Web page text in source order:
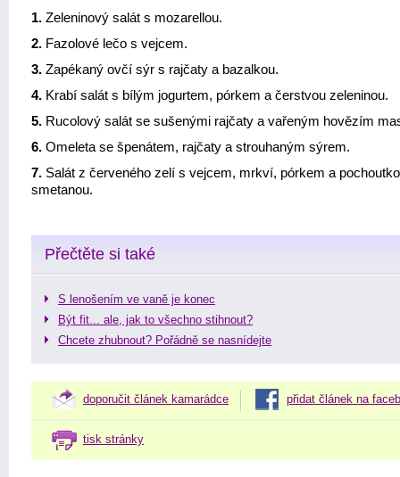
1. Zeleninový salát s mozarellou.
2. Fazolové lečo s vejcem.
3. Zapékaný ovčí sýr s rajčaty a bazalkou.
4. Krabí salát s bílým jogurtem, pórkem a čerstvou zeleninou.
5. Rucolový salát se sušenými rajčaty a vařeným hovězím
6. Omeleta se špenátem, rajčaty a strouhaným sýrem.
7. Salát z červeného zelí s vejcem, mrkví, pórkem a
smetanou.
Přečtěte si také
S lenošením ve vaně je konec
Být fit... ale, jak to všechno stihnout?
Chcete zhubnout? Pořádně se nasnídejte
doporučit článek kamarádce přidat článek na
tisk stránky